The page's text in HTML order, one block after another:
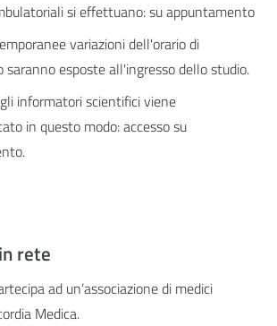
si effettuano: su appuntamento
variazioni dell'orario di
saranno esposte all'ingresso dello studio.
informatori scientifici viene
in questo modo: accesso su
rete
ad un’associazione di medici
Medica.